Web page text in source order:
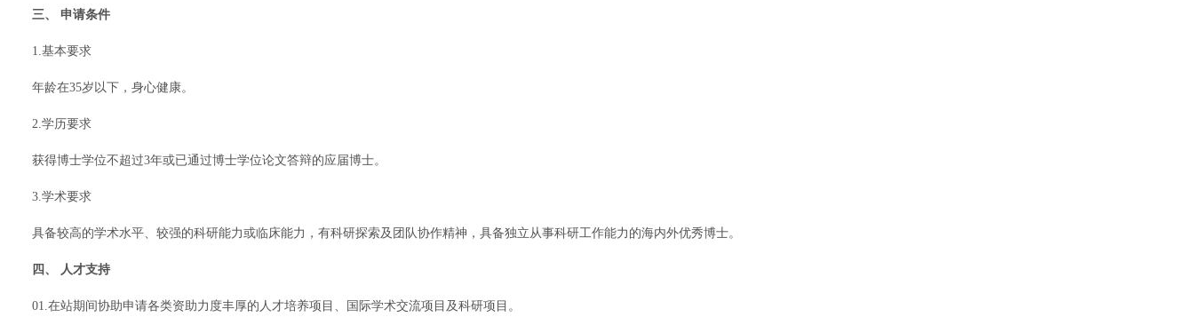
三、 申请条件
1.基本要求
年龄在35岁以下，身心健康。
2.学历要求
获得博士学位不超过3年或已通过博士学位论文答辩的应届博士。
3.学术要求
具备较高的学术水平、较强的科研能力或临床能力，有科研探索及团队协作精神，具备独立从事科研工作能力的海内外优秀博士。
四、 人才支持
01.在站期间协助申请各类资助力度丰厚的人才培养项目、国际学术交流项目及科研项目。